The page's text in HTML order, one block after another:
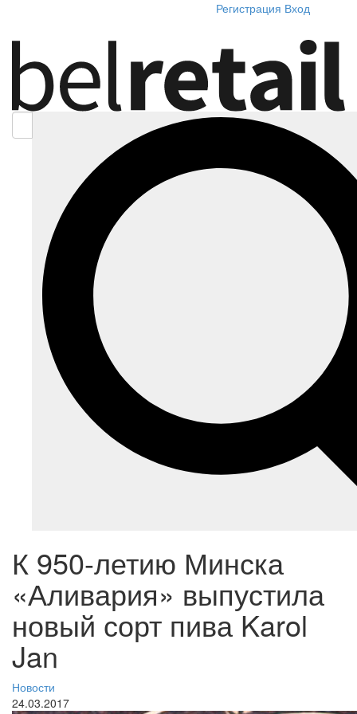
Регистрация Вход
К 950-летию Минска
«Аливария» выпустила
новый сорт пива Karol
Jan
Новости
24.03.2017